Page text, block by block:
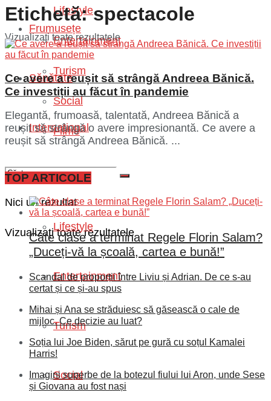
Lifestyle
Entertainment
Turism
Social
Filme
Nici un rezultat
Vizualizați toate rezultatele
Frumusețe
Sănătate
Internațional
Diverse
Lifestyle
Entertainment
Turism
Social
Vizualizați toate rezultatele
Etichetă:spectacole
Ce avere a reușit să strângă Andreea Bănică.
Ce investiții au făcut în pandemie
Elegantă, frumoasă, talentată, Andreea Bănică a
reușit să strângă o avere impresionantă. Ce avere a
reușit să strângă Andreea Bănică. ...
TOP ARTICOLE
Câte clase a terminat Regele Florin Salam?
„Duceți-vă la școală, cartea e bună!”
Scandal de proporții între Liviu și Adrian. De ce s-au
certat și ce și-au spus
Mihai și Ana se străduiesc să găsească o cale de
mijloc. Ce decizie au luat?
Soția lui Joe Biden, sărut pe gură cu soțul Kamalei
Harris!
Imagini superbe de la botezul fiului lui Aron, unde Sese
și Giovana au fost nași